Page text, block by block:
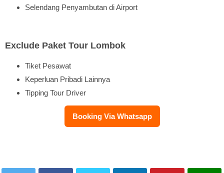
Selendang Penyambutan di Airport
Exclude Paket Tour Lombok
Tiket Pesawat
Keperluan Pribadi Lainnya
Tipping Tour Driver
Booking Via Whatsapp